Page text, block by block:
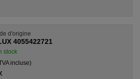
d'origine
4055422721
stock
incluse)